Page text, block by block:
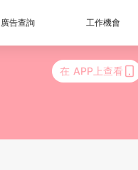
廣告查詢 工作機會
在 APP上查看